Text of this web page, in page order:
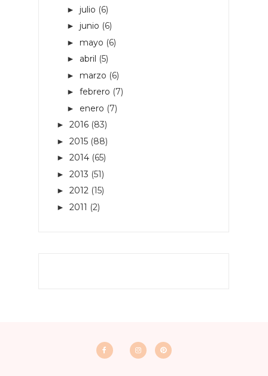
► julio (6)
► junio (6)
► mayo (6)
► abril (5)
► marzo (6)
► febrero (7)
► enero (7)
► 2016 (83)
► 2015 (88)
► 2014 (65)
► 2013 (51)
► 2012 (15)
► 2011 (2)